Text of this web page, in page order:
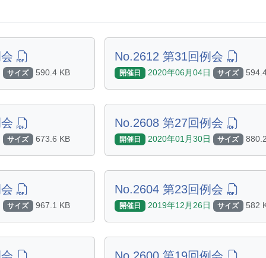
サイズ 590.4 KB
No.2612 第31回例会
開催日 2020年06月04日 サイズ
サイズ 673.6 KB
No.2608 第27回例会
開催日 2020年01月30日 サイズ
サイズ 967.1 KB
No.2604 第23回例会
開催日 2019年12月26日 サイズ 582